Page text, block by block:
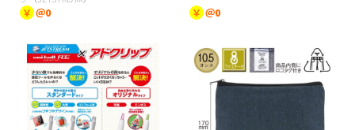
￥ ＠0 ￥ ＠0